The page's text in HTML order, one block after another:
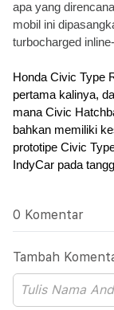
apa yang
mobil ini
turbocharged
Honda Civic Type
pertama kalinya,
mana Civic
bahkan memiliki
prototipe Civic
IndyCar pada
0 Komentar
Tambah